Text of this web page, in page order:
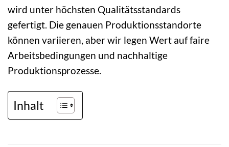
wird unter höchsten Qualitätsstandards
gefertigt. Die genauen Produktionsstandorte
können variieren, aber wir legen Wert auf faire
Arbeitsbedingungen und nachhaltige
Produktionsprozesse.
Inhalt